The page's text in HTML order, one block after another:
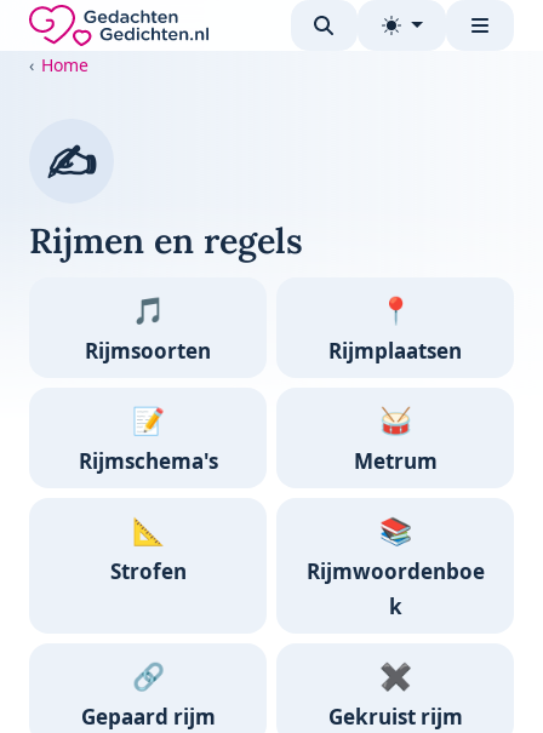
Direct naar de inhoud
Gedachten-Gedichten.nl — naar de homepage
Home
✍️
Rijmen en regels
🎵
Rijmsoorten
📍
Rijmplaatsen
📝
Rijmschema's
🥁
Metrum
📐
Strofen
📚
Rijmwoordenboe
k
🔗
Gepaard rijm
✖️
Gekruist rijm